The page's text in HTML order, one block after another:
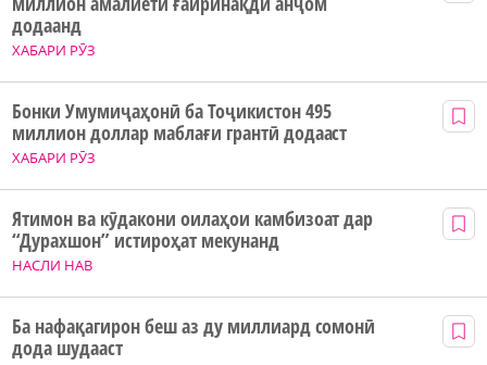
ХАБАРИ РӮЗ
додаанд
ХАБАРИ РӮЗ
Бонки Умумиҷаҳонӣ ба Тоҷикистон 495
миллион доллар маблағи грантӣ додааст
НАСЛИ НАВ
Ятимон ва кӯдакони оилаҳои камбизоат дар
“Дурахшон” истироҳат мекунанд
Ба нафақагирон беш аз ду миллиард сомонӣ
дода шудааст